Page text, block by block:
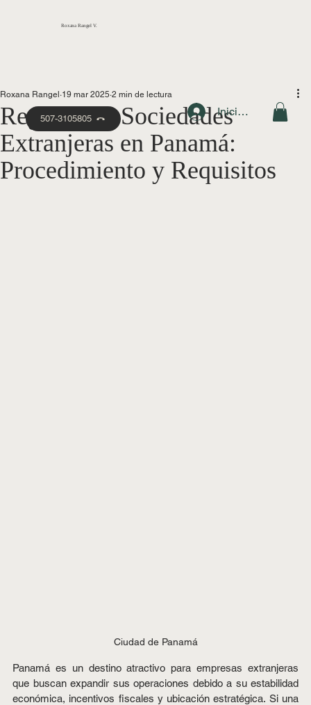
Roxana Rangel V.
507-3105805
Iniciar sesión
Registro de Sociedades
Extranjeras en Panamá:
Procedimiento y Requisitos
Roxana Rangel 19 mar 2025 2 min de lectura
Ciudad de Panamá
Panamá es un destino atractivo para empresas extranjeras
que buscan expandir sus operaciones debido a su estabilidad
económica, incentivos fiscales y ubicación estratégica. Si una